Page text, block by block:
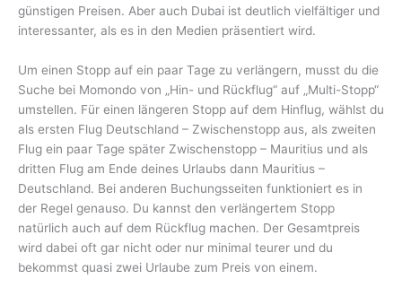
günstigen Preisen. Aber auch Dubai ist deutlich vielfältiger und
interessanter, als es in den Medien präsentiert wird.
Um einen Stopp auf ein paar Tage zu verlängern, musst du die
Suche bei Momondo von „Hin- und Rückflug“ auf „Multi-Stopp“
umstellen. Für einen längeren Stopp auf dem Hinflug, wählst du
als ersten Flug Deutschland – Zwischenstopp aus, als zweiten
Flug ein paar Tage später Zwischenstopp – Mauritius und als
dritten Flug am Ende deines Urlaubs dann Mauritius –
Deutschland. Bei anderen Buchungsseiten funktioniert es in
der Regel genauso. Du kannst den verlängertem Stopp
natürlich auch auf dem Rückflug machen. Der Gesamtpreis
wird dabei oft gar nicht oder nur minimal teurer und du
bekommst quasi zwei Urlaube zum Preis von einem.